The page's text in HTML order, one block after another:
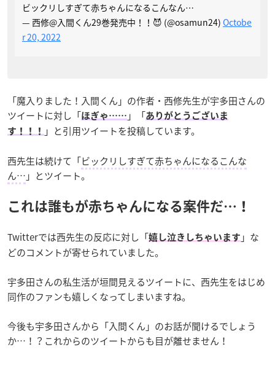
ビックリしすぎて赤ちゃんになるこんなん…
— 西修@入間くん29巻発売中！！😈 (@osamun24) Octobe
r 20, 2022
「魔入りました！入間くん」の作者・西修先生が宇多田さんの
ツイートに対し「ほぎゃ…… 」「ありがとうございま
す！！！
」と引用ツイートを投稿しています。
西先生は続けて「ビックリしすぎて赤ちゃんになるこんな
ん… 」とツイート。
これは誰もが赤ちゃんになる案件だ…！
Twitterでは西先生の反応に対し「嬉し泣きしちゃいます 」な
どのコメントが寄せられていました。
宇多田さんの私生活が垣間見えるツイートに、西先生をはじめ
同作のファンも嬉しくなってしまいますね。
今後も宇多田さんから「入間くん」のお話が聞けるでしょう
か…！？これからのツイートからも目が離せません！